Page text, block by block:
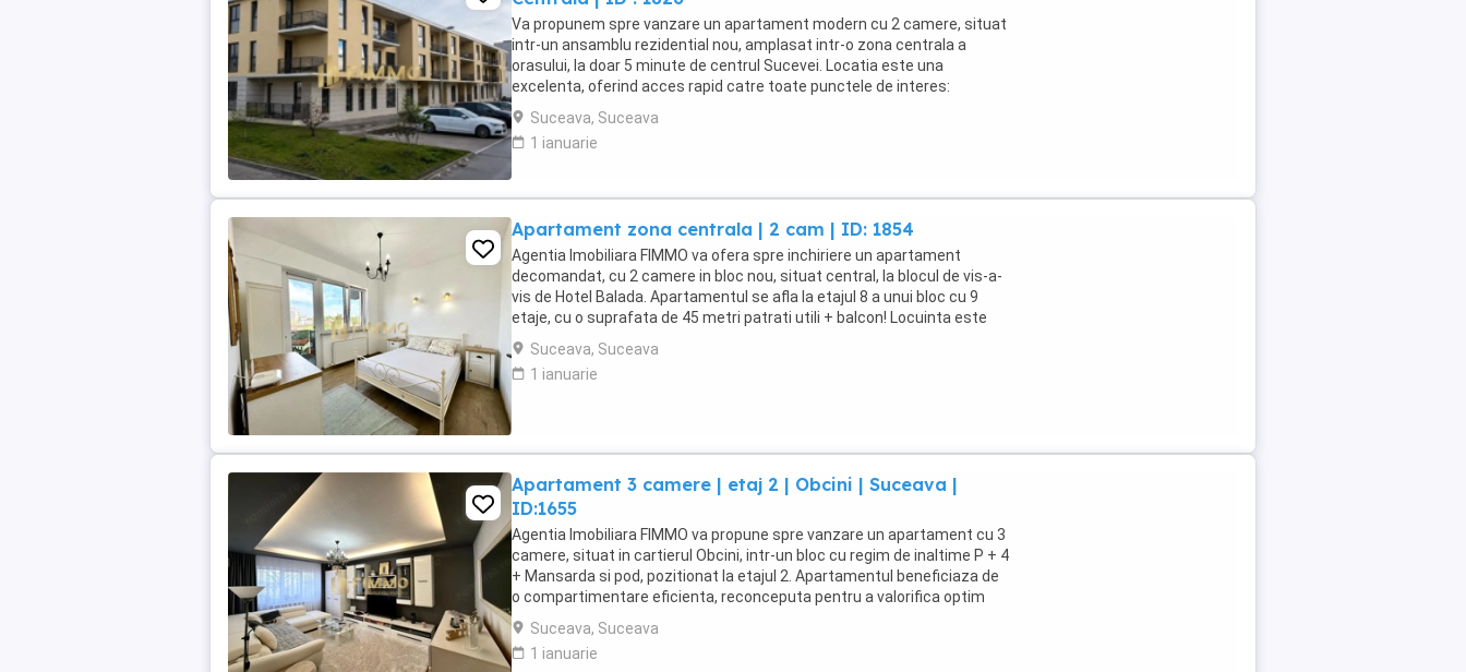
Va propunem spre vanzare un apartament modern cu 2 camere, situat
intr-un ansamblu rezidential nou, amplasat intr-o zona centrala a
orasului, la doar 5 minute de centrul Sucevei. Locatia este una
excelenta, oferind acces rapid catre toate punctele de interes:
magazine, scoli, gradinite, institutii publice, ...
Suceava, Suceava
1 ianuarie
Apartament zona centrala | 2 cam | ID: 1854
Agentia Imobiliara FIMMO va ofera spre inchiriere un apartament
decomandat, cu 2 camere in bloc nou, situat central, la blocul de vis-a-
vis de Hotel Balada. Apartamentul se afla la etajul 8 a unui bloc cu 9
etaje, cu o suprafata de 45 metri patrati utili + balcon! Locuinta este
compartimentata astfel: - ...
Suceava, Suceava
1 ianuarie
Apartament 3 camere | etaj 2 | Obcini | Suceava |
ID:1655
Agentia Imobiliara FIMMO va propune spre vanzare un apartament cu 3
camere, situat in cartierul Obcini, intr-un bloc cu regim de inaltime P + 4
+ Mansarda si pod, pozitionat la etajul 2. Apartamentul beneficiaza de
o compartimentare eficienta, reconceputa pentru a valorifica optim
spatiul, oferind zone ...
Suceava, Suceava
1 ianuarie